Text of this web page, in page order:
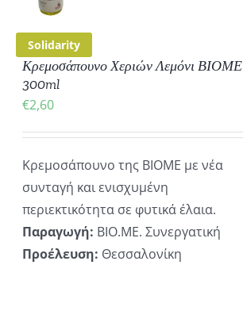
Solidarity
Κρεμοσάπουνο Χεριών Λεμόνι ΒΙΟΜΕ
300ml
€2,60
Κρεμοσάπουνο της ΒΙΟΜΕ με νέα
συνταγή και ενισχυμένη
περιεκτικότητα σε φυτικά έλαια.
Παραγωγή: ΒΙΟ.ΜΕ. Συνεργατική
Προέλευση: Θεσσαλονίκη